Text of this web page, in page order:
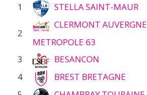
1
STELLA SAINT-MAUR
2
CLERMONT AUVERGNE
METROPOLE 63
3 BESANCON
4
BREST BRETAGNE